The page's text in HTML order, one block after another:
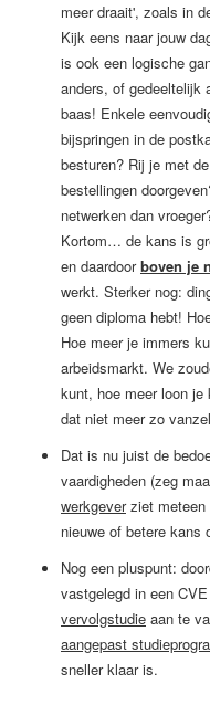
meer draait', zoals in
Kijk eens naar jouw
is ook een logische
anders, of gedeeltelijk
baas! Enkele
bijspringen in de
besturen? Rij je met
bestellingen
netwerken dan
Kortom… de kans is
en daardoorboven je
werkt. Sterker nog:
geen diploma hebt!
Hoe meer je immers
arbeidsmarkt. We
kunt, hoe meer loon je
dat niet meer zo
Dat is nu juist de
vaardigheden (zeg
werkgeverziet meteen
nieuwe of betere kans
Nog een pluspunt:
vastgelegd in een
vervolgstudie aan te
aangepast
sneller klaar is.